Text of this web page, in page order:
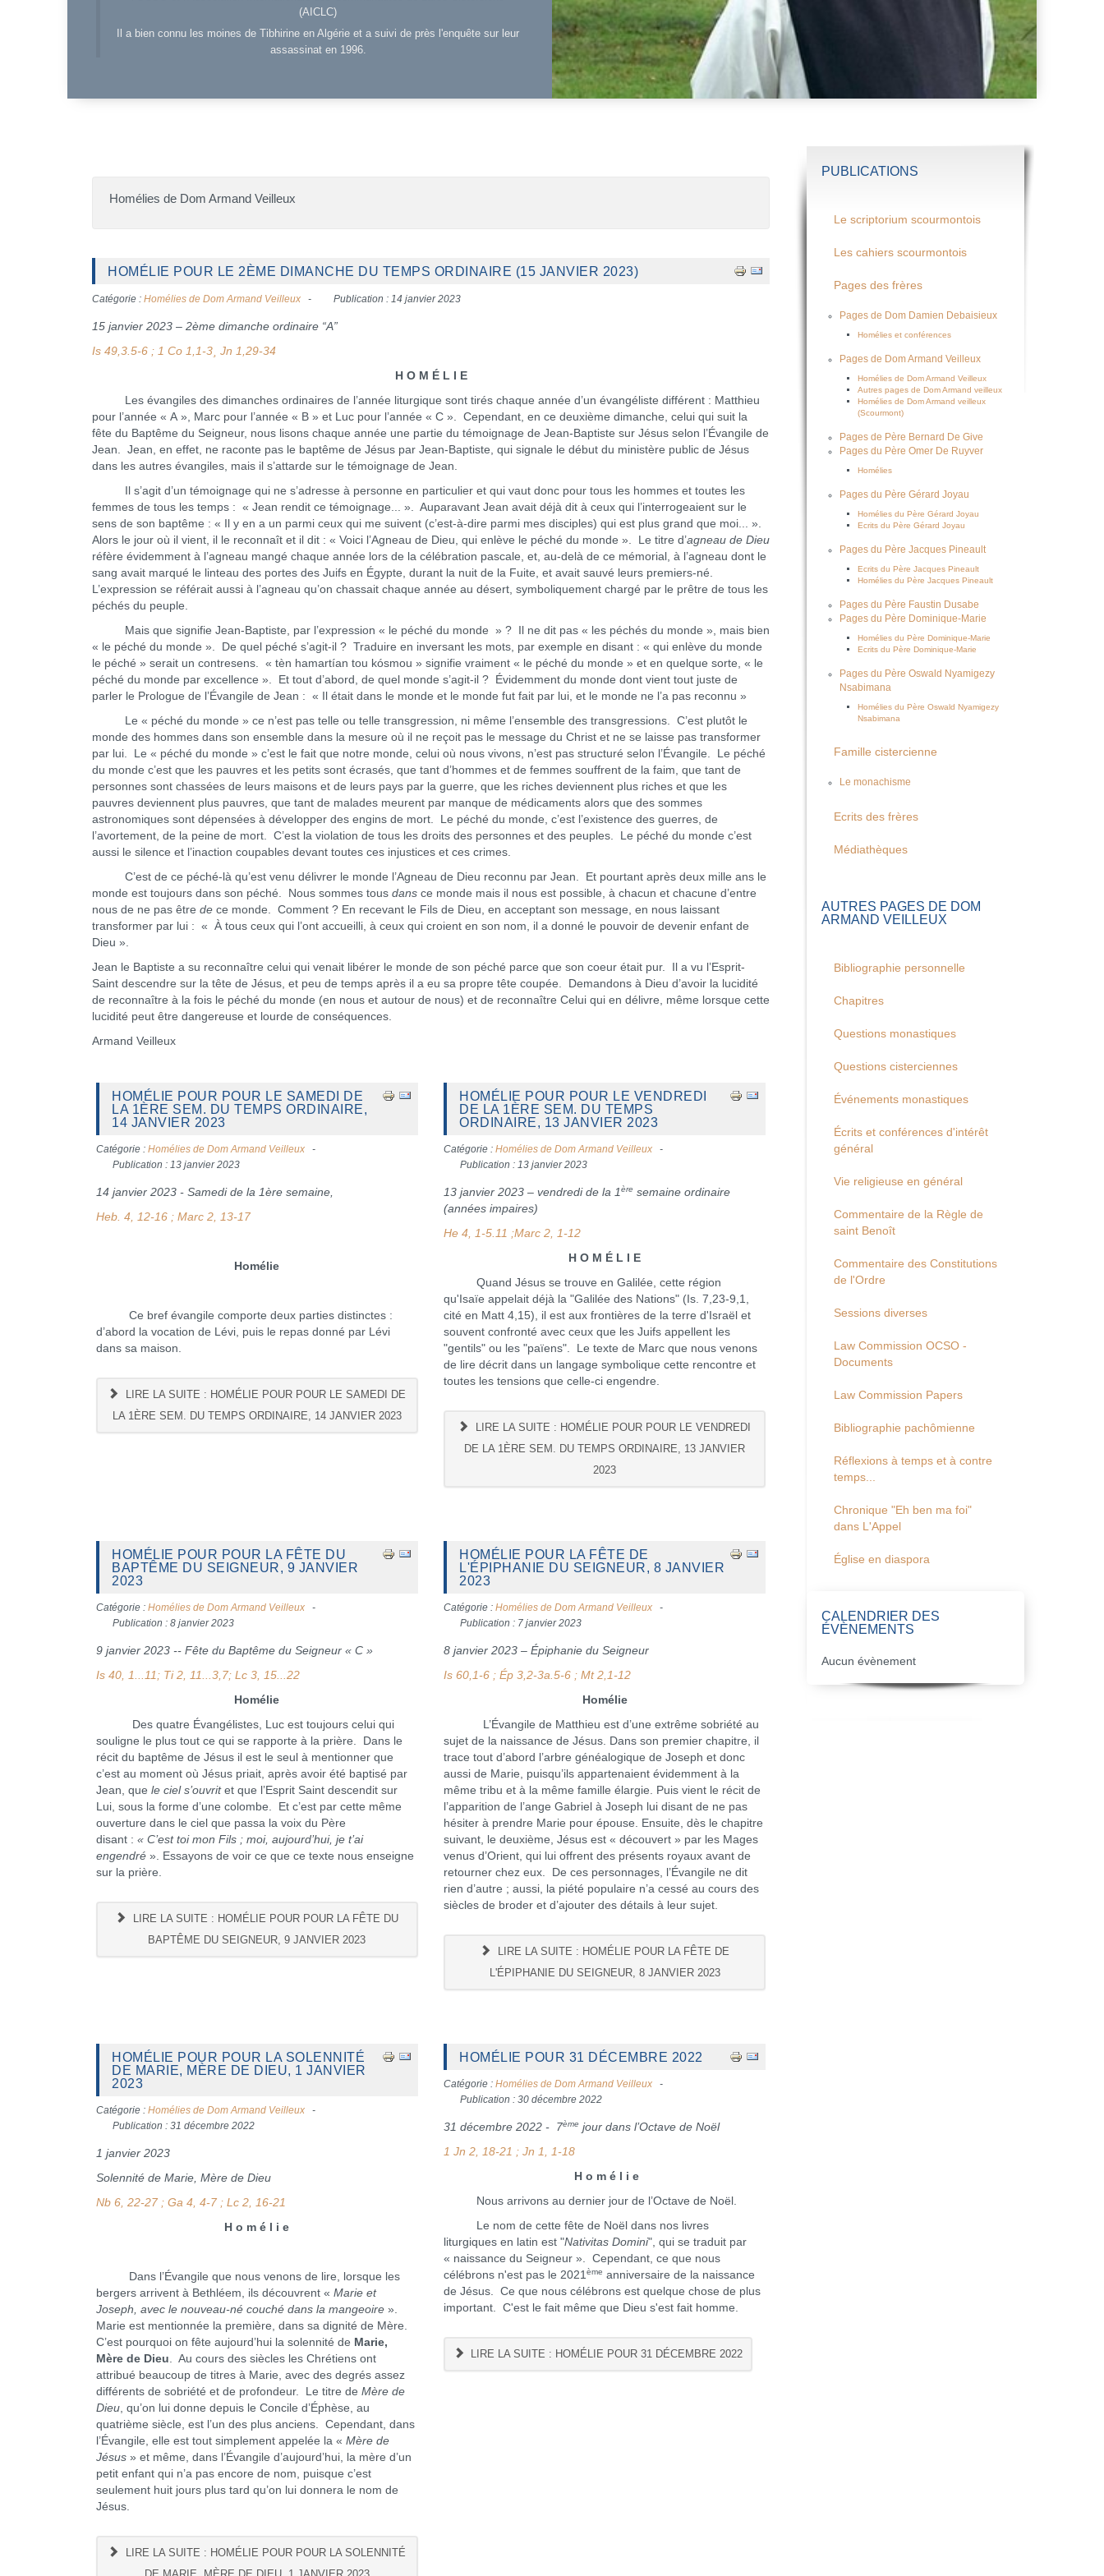
(AICLC)
Il a bien connu les moines de Tibhirine en Algérie et a suivi de près l'enquête sur leur
assassinat en 1996.
Homélies de Dom Armand Veilleux
HOMÉLIE POUR LE 2ÈME DIMANCHE DU TEMPS ORDINAIRE (15 JANVIER 2023)
Catégorie : Homélies de Dom Armand Veilleux Publication : 14 janvier 2023
15 janvier 2023 – 2ème dimanche ordinaire “A”
Is 49,3.5-6 ; 1 Co 1,1-3¸ Jn 1,29-34
H O M É L I E
Les évangiles des dimanches ordinaires de l’année liturgique sont tirés chaque année d’un évangéliste différent : Matthieu
pour l’année « A », Marc pour l’année « B » et Luc pour l’année « C ». Cependant, en ce deuxième dimanche, celui qui suit la
fête du Baptême du Seigneur, nous lisons chaque année une partie du témoignage de Jean-Baptiste sur Jésus selon l’Évangile de
Jean. Jean, en effet, ne raconte pas le baptême de Jésus par Jean-Baptiste, qui signale le début du ministère public de Jésus
dans les autres évangiles, mais il s’attarde sur le témoignage de Jean.
Il s’agit d’un témoignage qui ne s’adresse à personne en particulier et qui vaut donc pour tous les hommes et toutes les
femmes de tous les temps : « Jean rendit ce témoignage... ». Auparavant Jean avait déjà dit à ceux qui l’interrogeaient sur le
sens de son baptême : « Il y en a un parmi ceux qui me suivent (c’est-à-dire parmi mes disciples) qui est plus grand que moi... ».
Alors le jour où il vient, il le reconnaît et il dit : « Voici l’Agneau de Dieu, qui enlève le péché du monde ». Le titre d’agneau de Dieu
réfère évidemment à l’agneau mangé chaque année lors de la célébration pascale, et, au-delà de ce mémorial, à l’agneau dont le
sang avait marqué le linteau des portes des Juifs en Égypte, durant la nuit de la Fuite, et avait sauvé leurs premiers-né.
L’expression se référait aussi à l’agneau qu’on chassait chaque année au désert, symboliquement chargé par le prêtre de tous les
péchés du peuple.
Mais que signifie Jean-Baptiste, par l’expression « le péché du monde » ? Il ne dit pas « les péchés du monde », mais bien
« le péché du monde ». De quel péché s’agit-il ? Traduire en inversant les mots, par exemple en disant : « qui enlève du monde
le péché » serait un contresens. « tèn hamartían tou kósmou » signifie vraiment « le péché du monde » et en quelque sorte, « le
péché du monde par excellence ». Et tout d’abord, de quel monde s’agit-il ? Évidemment du monde dont vient tout juste de
parler le Prologue de l’Évangile de Jean : « Il était dans le monde et le monde fut fait par lui, et le monde ne l’a pas reconnu »
Le « péché du monde » ce n’est pas telle ou telle transgression, ni même l’ensemble des transgressions. C’est plutôt le
monde des hommes dans son ensemble dans la mesure où il ne reçoit pas le message du Christ et ne se laisse pas transformer
par lui. Le « péché du monde » c’est le fait que notre monde, celui où nous vivons, n’est pas structuré selon l’Évangile. Le péché
du monde c’est que les pauvres et les petits sont écrasés, que tant d’hommes et de femmes souffrent de la faim, que tant de
personnes sont chassées de leurs maisons et de leurs pays par la guerre, que les riches deviennent plus riches et que les
pauvres deviennent plus pauvres, que tant de malades meurent par manque de médicaments alors que des sommes
astronomiques sont dépensées à développer des engins de mort. Le péché du monde, c’est l’existence des guerres, de
l’avortement, de la peine de mort. C’est la violation de tous les droits des personnes et des peuples. Le péché du monde c’est
aussi le silence et l’inaction coupables devant toutes ces injustices et ces crimes.
C’est de ce péché-là qu’est venu délivrer le monde l’Agneau de Dieu reconnu par Jean. Et pourtant après deux mille ans le
monde est toujours dans son péché. Nous sommes tous dans ce monde mais il nous est possible, à chacun et chacune d’entre
nous de ne pas être de ce monde. Comment ? En recevant le Fils de Dieu, en acceptant son message, en nous laissant
transformer par lui : « À tous ceux qui l’ont accueilli, à ceux qui croient en son nom, il a donné le pouvoir de devenir enfant de
Dieu ».
Jean le Baptiste a su reconnaître celui qui venait libérer le monde de son péché parce que son coeur était pur. Il a vu l’Esprit-
Saint descendre sur la tête de Jésus, et peu de temps après il a eu sa propre tête coupée. Demandons à Dieu d’avoir la lucidité
de reconnaître à la fois le péché du monde (en nous et autour de nous) et de reconnaître Celui qui en délivre, même lorsque cette
lucidité peut être dangereuse et lourde de conséquences.
Armand Veilleux
HOMÉLIE POUR POUR LE SAMEDI DE
LA 1ÈRE SEM. DU TEMPS ORDINAIRE,
14 JANVIER 2023
Catégorie : Homélies de Dom Armand Veilleux
Publication : 13 janvier 2023
14 janvier 2023 - Samedi de la 1ère semaine,
Heb. 4, 12-16 ; Marc 2, 13-17
Homélie
Ce bref évangile comporte deux parties distinctes :
d’abord la vocation de Lévi, puis le repas donné par Lévi
dans sa maison.
LIRE LA SUITE : HOMÉLIE POUR POUR LE SAMEDI DE
LA 1ÈRE SEM. DU TEMPS ORDINAIRE, 14 JANVIER 2023
HOMÉLIE POUR POUR LE VENDREDI
DE LA 1ÈRE SEM. DU TEMPS
ORDINAIRE, 13 JANVIER 2023
Catégorie :Homélies de Dom Armand Veilleux
Publication : 13 janvier 2023
13 janvier 2023 – vendredi de la 1ère semaine ordinaire
(années impaires)
He 4, 1-5.11 ;Marc 2, 1-12
H O M É L I E
Quand Jésus se trouve en Galilée, cette région
qu'Isaïe appelait déjà la "Galilée des Nations" (Is. 7,23-9,1,
cité en Matt 4,15), il est aux frontières de la terre d'Israël et
souvent confronté avec ceux que les Juifs appellent les
"gentils" ou les "païens". Le texte de Marc que nous venons
de lire décrit dans un langage symbolique cette rencontre et
toutes les tensions que celle-ci engendre.
LIRE LA SUITE : HOMÉLIE POUR POUR LE VENDREDI
DE LA 1ÈRE SEM. DU TEMPS ORDINAIRE, 13 JANVIER
2023
HOMÉLIE POUR POUR LA FÊTE DU
BAPTÊME DU SEIGNEUR, 9 JANVIER
2023
Catégorie : Homélies de Dom Armand Veilleux
Publication : 8 janvier 2023
9 janvier 2023 -- Fête du Baptême du Seigneur « C »
Is 40, 1...11; Ti 2, 11...3,7; Lc 3, 15...22
Homélie
Des quatre Évangélistes, Luc est toujours celui qui
souligne le plus tout ce qui se rapporte à la prière. Dans le
récit du baptême de Jésus il est le seul à mentionner que
c’est au moment où Jésus priait, après avoir été baptisé par
Jean, que le ciel s’ouvritet que l’Esprit Saint descendit sur
Lui, sous la forme d’une colombe. Et c’est par cette même
ouverture dans le ciel que passa la voix du Père
disant : « C’est toi mon Fils ; moi, aujourd’hui, je t’ai
engendré ». Essayons de voir ce que ce texte nous enseigne
sur la prière.
LIRE LA SUITE : HOMÉLIE POUR POUR LA FÊTE DU
BAPTÊME DU SEIGNEUR, 9 JANVIER 2023
HOMÉLIE POUR LA FÊTE DE
L'ÉPIPHANIE DU SEIGNEUR, 8 JANVIER
2023
Catégorie :Homélies de Dom Armand Veilleux
Publication : 7 janvier 2023
8 janvier 2023 – Épiphanie du Seigneur
Is 60,1-6 ; Ép 3,2-3a.5-6 ; Mt 2,1-12
Homélie
L’Évangile de Matthieu est d’une extrême sobriété au
sujet de la naissance de Jésus. Dans son premier chapitre, il
trace tout d’abord l’arbre généalogique de Joseph et donc
aussi de Marie, puisqu’ils appartenaient évidemment à la
même tribu et à la même famille élargie. Puis vient le récit de
l’apparition de l’ange Gabriel à Joseph lui disant de ne pas
hésiter à prendre Marie pour épouse. Ensuite, dès le chapitre
suivant, le deuxième, Jésus est « découvert » par les Mages
venus d’Orient, qui lui offrent des présents royaux avant de
retourner chez eux. De ces personnages, l’Évangile ne dit
rien d’autre ; aussi, la piété populaire n’a cessé au cours des
siècles de broder et d’ajouter des détails à leur sujet.
LIRE LA SUITE : HOMÉLIE POUR LA FÊTE DE
L'ÉPIPHANIE DU SEIGNEUR, 8 JANVIER 2023
HOMÉLIE POUR POUR LA SOLENNITÉ
DE MARIE, MÈRE DE DIEU, 1 JANVIER
2023
Catégorie : Homélies de Dom Armand Veilleux
Publication : 31 décembre 2022
1 janvier 2023
Solennité de Marie, Mère de Dieu
Nb 6, 22-27 ; Ga 4, 4-7 ; Lc 2, 16-21
H o m é l i e
Dans l’Évangile que nous venons de lire, lorsque les
bergers arrivent à Bethléem, ils découvrent « Marie et
Joseph, avec le nouveau-né couché dans la mangeoire ».
Marie est mentionnée la première, dans sa dignité de Mère.
C’est pourquoi on fête aujourd’hui la solennité de Marie,
Mère de Dieu. Au cours des siècles les Chrétiens ont
attribué beaucoup de titres à Marie, avec des degrés assez
différents de sobriété et de profondeur. Le titre de Mère de
Dieu, qu’on lui donne depuis le Concile d’Éphèse, au
quatrième siècle, est l’un des plus anciens. Cependant, dans
l’Évangile, elle est tout simplement appelée la « Mère de
Jésus » et même, dans l’Évangile d’aujourd’hui, la mère d’un
petit enfant qui n’a pas encore de nom, puisque c’est
seulement huit jours plus tard qu’on lui donnera le nom de
Jésus.
LIRE LA SUITE : HOMÉLIE POUR POUR LA SOLENNITÉ
HOMÉLIE POUR 31 DÉCEMBRE 2022
Catégorie :Homélies de Dom Armand Veilleux
Publication : 30 décembre 2022
31 décembre 2022 - 7ème jour dans l’Octave de Noël
1 Jn 2, 18-21 ; Jn 1, 1-18
H o m é l i e
Nous arrivons au dernier jour de l’Octave de Noël.
Le nom de cette fête de Noël dans nos livres
liturgiques en latin est "Nativitas Domini", qui se traduit par
« naissance du Seigneur ». Cependant, ce que nous
célébrons n'est pas le 2021ème anniversaire de la naissance
de Jésus. Ce que nous célébrons est quelque chose de plus
important. C'est le fait même que Dieu s'est fait homme.
LIRE LA SUITE : HOMÉLIE POUR 31 DÉCEMBRE 2022
PUBLICATIONS
Le scriptorium scourmontois
Les cahiers scourmontois
Pages des frères
Pages de Dom Damien Debaisieux
Homélies et conférences
Pages de Dom Armand Veilleux
Homélies de Dom Armand Veilleux
Autres pages de Dom Armand veilleux
Homélies de Dom Armand veilleux
(Scourmont)
Pages de Père Bernard De Give
Pages du Père Omer De Ruyver
Homélies
Pages du Père Gérard Joyau
Homélies du Père Gérard Joyau
Ecrits du Père Gérard Joyau
Pages du Père Jacques Pineault
Ecrits du Père Jacques Pineault
Homélies du Père Jacques Pineault
Pages du Père Faustin Dusabe
Pages du Père Dominique-Marie
Homélies du Père Dominique-Marie
Ecrits du Père Dominique-Marie
Pages du Père Oswald Nyamigezy
Nsabimana
Homélies du Père Oswald Nyamigezy
Nsabimana
Famille cistercienne
Le monachisme
Ecrits des frères
Médiathèques
AUTRES PAGES DE DOM
ARMAND VEILLEUX
Bibliographie personnelle
Chapitres
Questions monastiques
Questions cisterciennes
Événements monastiques
Écrits et conférences d'intérêt
général
Vie religieuse en général
Commentaire de la Règle de
saint Benoît
Commentaire des Constitutions
de l'Ordre
Sessions diverses
Law Commission OCSO -
Documents
Law Commission Papers
Bibliographie pachômienne
Réflexions à temps et à contre
temps...
Chronique "Eh ben ma foi"
dans L'Appel
Église en diaspora
CALENDRIER DES
ÉVÈNEMENTS
Aucun évènement